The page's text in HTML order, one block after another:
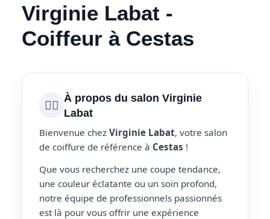
Virginie Labat -
Coiffeur à Cestas
💇‍♀️ À propos du salon Virginie
Labat
Bienvenue chez Virginie Labat, votre salon
de coiffure de référence à Cestas !
Que vous recherchez une coupe tendance,
une couleur éclatante ou un soin profond,
notre équipe de professionnels passionnés
est là pour vous offrir une expérience